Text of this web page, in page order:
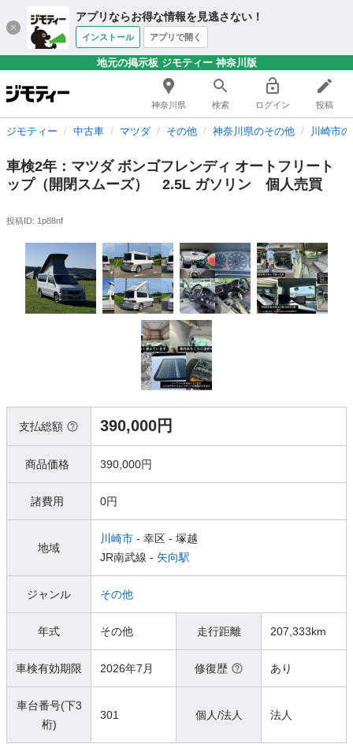
アプリならお得な情報を見逃さない！
インストール アプリで開く
地元の掲示板 ジモティー 神奈川版
神奈川県 検索 ログイン 投稿
ジモティー 中古車 マツダ その他 神奈川県のその他 川崎市
車検2年：マツダ ボンゴフレンディ オートフリート
ップ（開閉スムーズ） 2.5L ガソリン 個人売買
投稿ID: 1p88nf
支払総額 390,000円
商品価格 390,000円
諸費用 0円
地域
川崎市 - 幸区 - 塚越
JR南武線 - 矢向駅
ジャンル その他
年式 その他 走行距離 207,333km
車検有効期限 2026年7月 修復歴 あり
車台番号(下3
桁)
301 個人/法人 法人